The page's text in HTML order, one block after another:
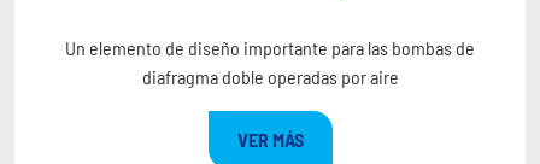
Un elemento de diseño importante para las bombas de
diafragma doble operadas por aire
VER MÁS